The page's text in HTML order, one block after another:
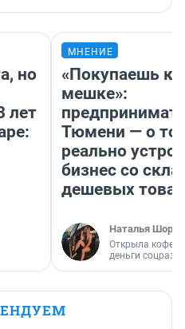
но
лет
МНЕНИЕ
«Покупаешь
мешке»:
Тюмени — о
реально
бизнес со
дешевых
Наталья
Открыла
деньги